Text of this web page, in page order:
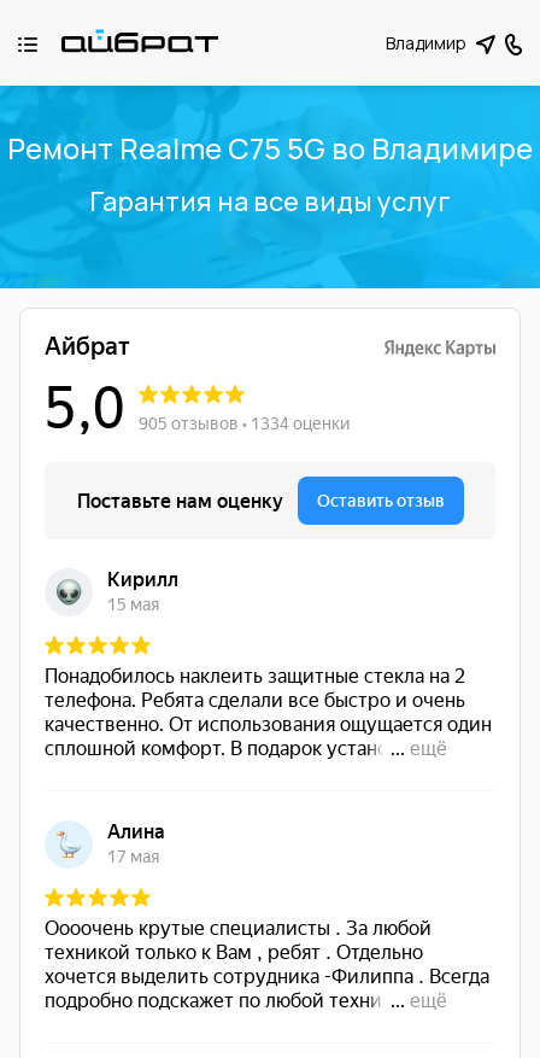
Владимир
Ремонт Realme C75 5G во Владимире
Гарантия на все виды услуг